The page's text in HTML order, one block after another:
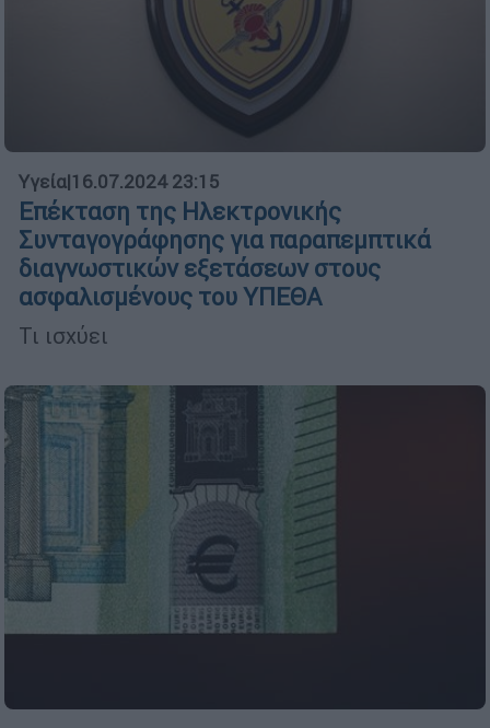
Υγεία|16.07.2024 23:15
Επέκταση της Ηλεκτρονικής
Συνταγογράφησης για παραπεμπτικά
διαγνωστικών εξετάσεων στους
ασφαλισμένους του ΥΠΕΘΑ
Τι ισχύει